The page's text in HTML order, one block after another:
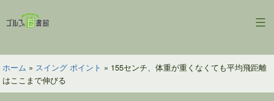
ン
ツ
へ
ス
ゴ
フ
の
図
ホーム » スイング ポイント » 155センチ、体重が重くなくても平均飛距離
はここまで伸びる